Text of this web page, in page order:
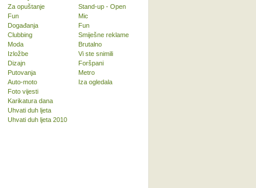
Za opuštanje
Fun
Događanja
Clubbing
Moda
Izložbe
Dizajn
Putovanja
Auto-moto
Foto vijesti
Karikatura dana
Uhvati duh ljeta
Uhvati duh ljeta 2010
Stand-up - Open
Mic
Fun
Smiješne reklame
Brutalno
Vi ste snimili
Foršpani
Metro
Iza ogledala